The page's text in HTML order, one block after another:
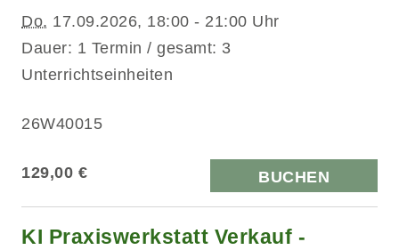
Do. 17.09.2026, 18:00 - 21:00 Uhr
Dauer: 1 Termin / gesamt: 3
Unterrichtseinheiten
26W40015
129,00 € BUCHEN
KI Praxiswerkstatt Verkauf -